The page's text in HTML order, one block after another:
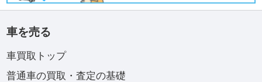
車を売る
車買取トップ
普通車の買取・査定の基礎